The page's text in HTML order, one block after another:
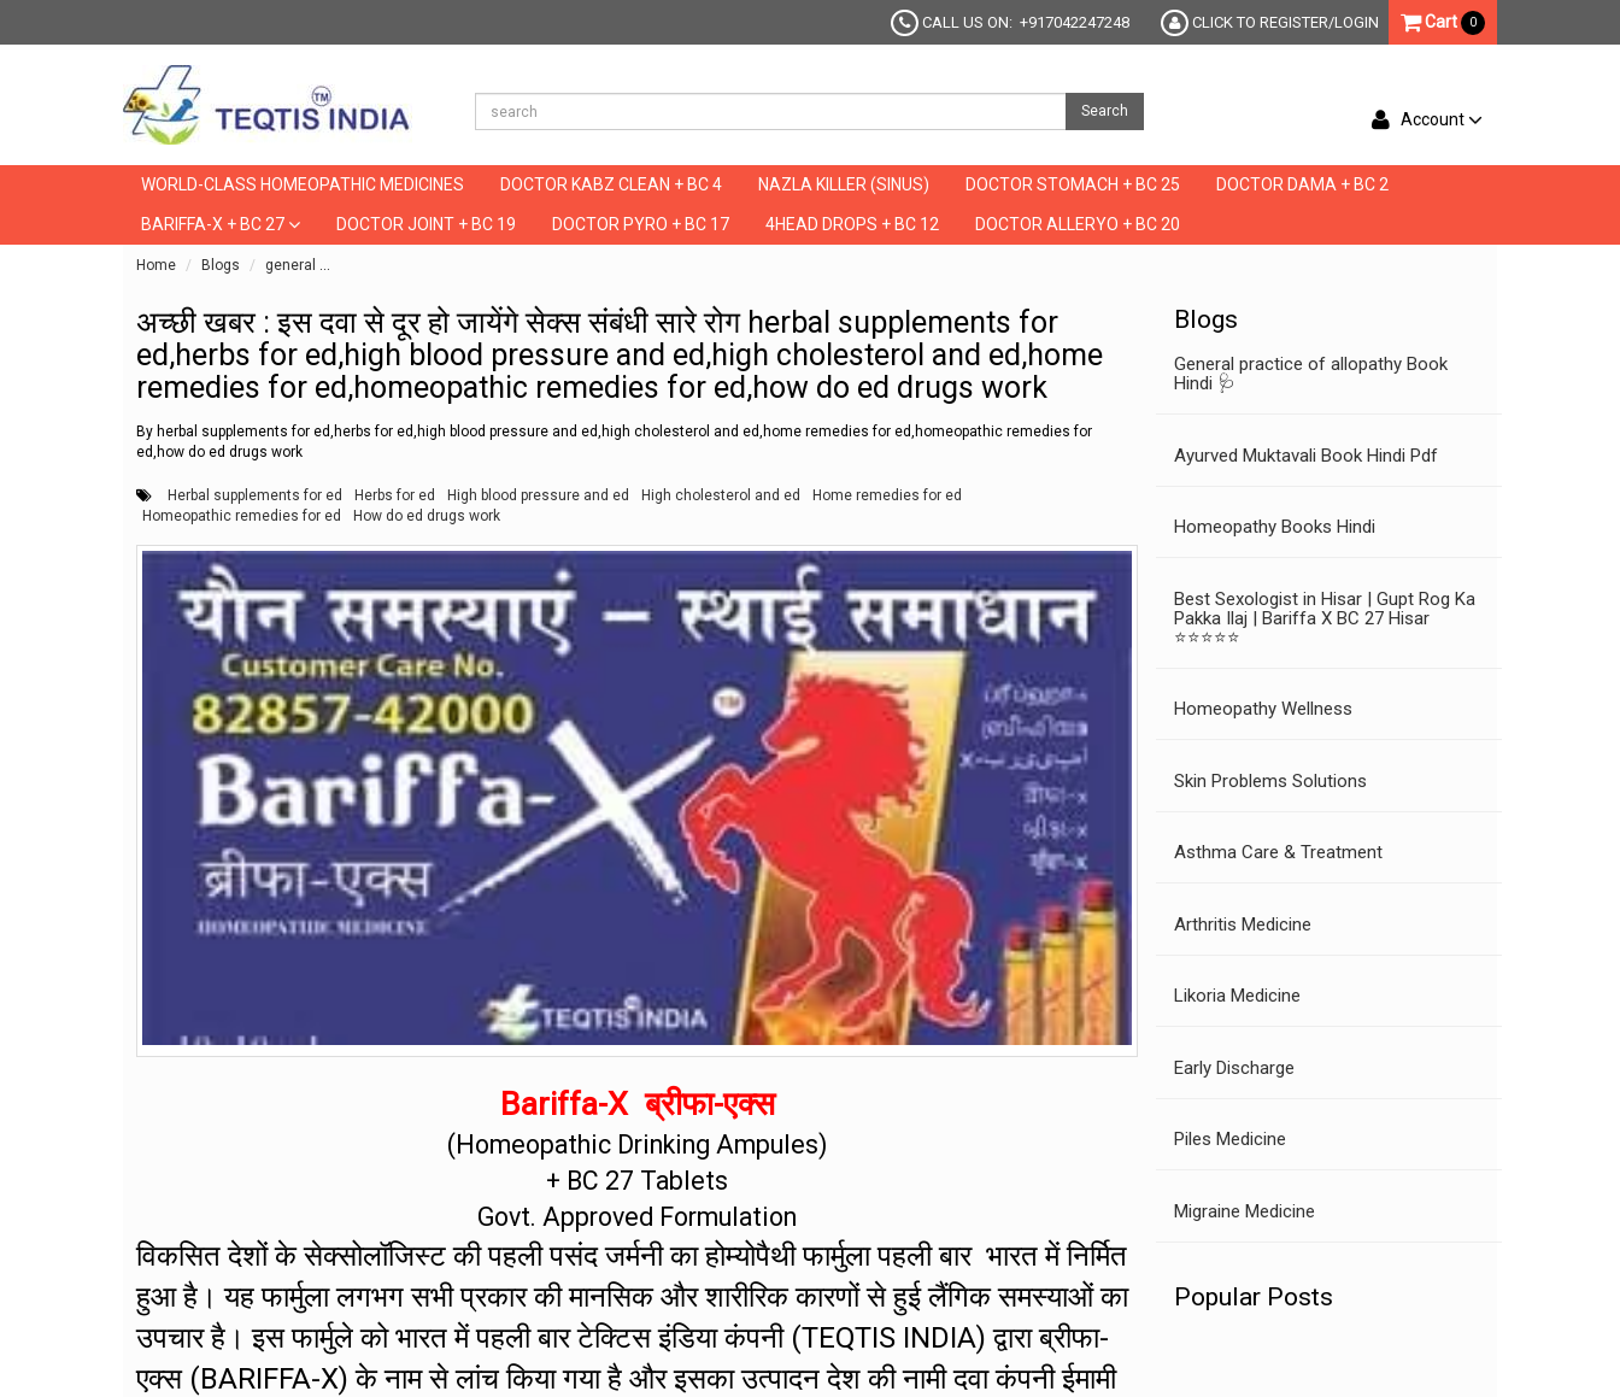
CALL US ON: +917042247248 CLICK TO REGISTER/LOGIN Cart 0
Search Account
WORLD-CLASS HOMEOPATHIC MEDICINES DOCTOR KABZ CLEAN + BC 4 NAZLA KILLER (SINUS) DOCTOR STOMACH + BC 25 DOCTOR DAMA + BC 2
BARIFFA-X + BC 27 DOCTOR JOINT + BC 19 DOCTOR PYRO + BC 17 4HEAD DROPS + BC 12 DOCTOR ALLERYO + BC 20
Home Blogs general
अच्छी खबर : इस दवा से दूर हो जायेंगे सेक्स संबंधी सारे रोग herbal supplements for
ed,herbs for ed,high blood pressure and ed,high cholesterol and ed,home
remedies for ed,homeopathic remedies for ed,how do ed drugs work
By herbal supplements for ed,herbs for ed,high blood pressure and ed,high cholesterol and ed,home remedies for ed,homeopathic remedies for
ed,how do ed drugs work
Herbal supplements for ed Herbs for ed High blood pressure and ed High cholesterol and ed
Home remedies for ed
Homeopathic remedies for ed
How do ed drugs work
Bariffa-X ब्रीफा-एक्स
(Homeopathic Drinking Ampules)
+ BC 27 Tablets
Govt. Approved Formulation
विकसित देशों के सेक्सोलॉजिस्ट की पहली पसंद जर्मनी का होम्योपैथी फार्मुला पहली बार भारत में निर्मित
हुआ है। यह फार्मुला लगभग सभी प्रकार की मानसिक और शारीरिक कारणों से हुई लैंगिक समस्याओं का
उपचार है। इस फार्मुले को भारत में पहली बार टेक्टिस इंडिया कंपनी (TEQTIS INDIA) द्वारा ब्रीफा-
एक्स (BARIFFA-X) के नाम से लांच किया गया है और इसका उत्पादन देश की नामी दवा कंपनी ईमामी
Blogs
General practice of allopathy Book
Hindi 🩺
Ayurved Muktavali Book Hindi Pdf
Homeopathy Books Hindi
Best Sexologist in Hisar | Gupt Rog Ka
Pakka Ilaj | Bariffa X BC 27 Hisar
⭐⭐⭐⭐⭐
Homeopathy Wellness
Skin Problems Solutions
Asthma Care & Treatment
Arthritis Medicine
Likoria Medicine
Early Discharge
Piles Medicine
Migraine Medicine
Popular Posts